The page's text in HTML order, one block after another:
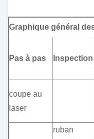
Graphique général
Pas à pas Inspection
coupe au
laser
ruban